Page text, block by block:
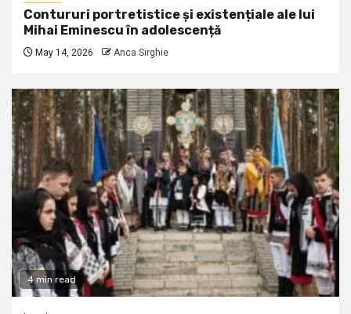
Contururi portretistice și existențiale ale lui
Mihai Eminescu în adolescență
May 14, 2026 Anca Sirghie
4 min read